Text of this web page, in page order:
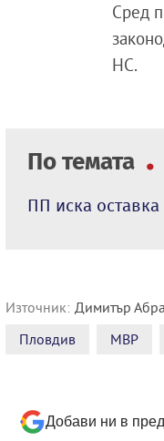
Сред
НС.
По темата
ПП иска
Източник: Димитър
Пловдив
МВР
Добави ни в